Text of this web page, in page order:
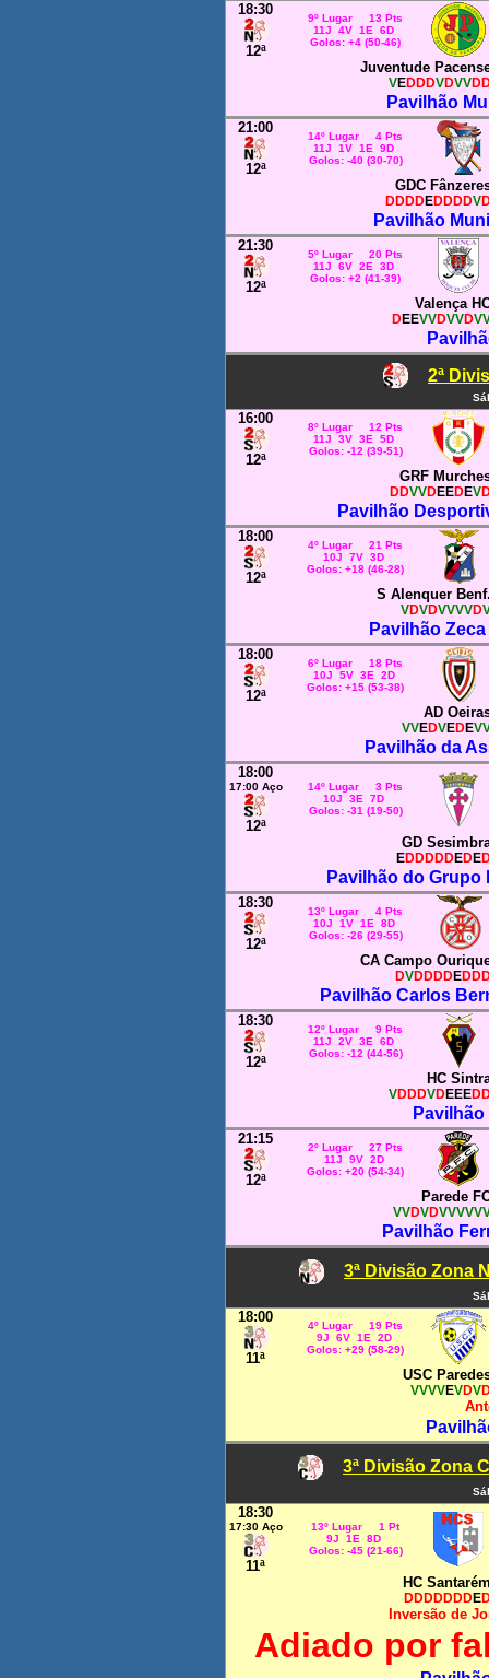
18:30
12ª
9º Lugar 13 Pts
11J 4V 1E 6D
Golos: +4 (50-46)
Juventude
VEDDDVDVV
Pavilhão
21:00
12ª
14º Lugar 4 Pts
11J 1V 1E 9D
Golos: -40 (30-70)
GDC
DDDDEDDDDV
Pavilhão
21:30
12ª
5º Lugar 20 Pts
11J 6V 2E 3D
Golos: +2 (41-39)
Valença
DEEVVDVVD
2ª
16:00
12ª
8º Lugar 12 Pts
11J 3V 3E 5D
Golos: -12 (39-51)
GRF
DDVVDEEDEV
Pavilhão
18:00
12ª
4º Lugar 21 Pts
10J 7V 3D
Golos: +18 (46-28)
S Alenquer
VDVDVVVVD
Pavilhão
18:00
12ª
6º Lugar 18 Pts
10J 5V 3E 2D
Golos: +15 (53-38)
AD
VVEDVEDE
Pavilhão da
18:00
17:00 Aço
12ª
14º Lugar 3 Pts
10J 3E 7D
Golos: -31 (19-50)
GD
EDDDDDEDE
Pavilhão do Grupo
18:30
12ª
13º Lugar 4 Pts
10J 1V 1E 8D
Golos: -26 (29-55)
CA Campo
DVDDDDE
Pavilhão Carlos
18:30
12ª
12º Lugar 9 Pts
11J 2V 3E 6D
Golos: -12 (44-56)
HC
VDDDVDEEE
21:15
12ª
2º Lugar 27 Pts
11J 9V 2D
Golos: +20 (54-34)
Parede
VVDVD
Pavilhão
3ª Divisão Zona
18:00
11ª
4º Lugar 19 Pts
9J 6V 1E 2D
Golos: +29 (58-29)
USC
VVVVEVDV
3ª Divisão Zona
18:30
17:30 Aço
11ª
13º Lugar 1 Pt
9J 1E 8D
Golos: -45 (21-66)
HC
DDDDDDDE
Inversão de
Adiado por